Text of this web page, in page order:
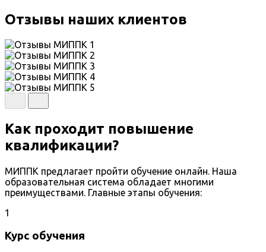
Отзывы наших клиентов
Как проходит повышение
квалификации?
МИППК предлагает пройти обучение онлайн. Наша
образовательная система обладает многими
преимуществами. Главные этапы обучения:
1
Курс обучения